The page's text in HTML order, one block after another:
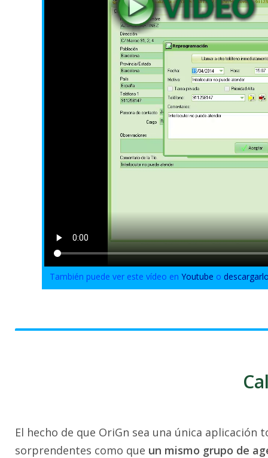
También puede ver este vídeo enYoutube o
El hecho de que OriGn sea una única
sorprendentes como que un mismo grupo de